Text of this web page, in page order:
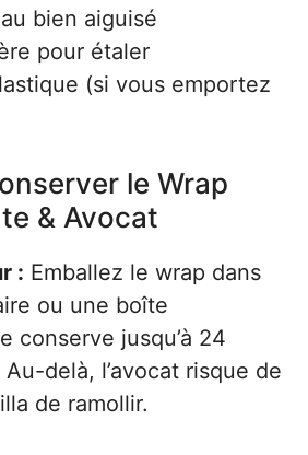
bien aiguisé
pour étaler
(si vous emportez
le Wrap
& Avocat
: Emballez le wrap dans
ou une boîte
conserve jusqu’à 24
delà, l’avocat risque de
de ramollir.